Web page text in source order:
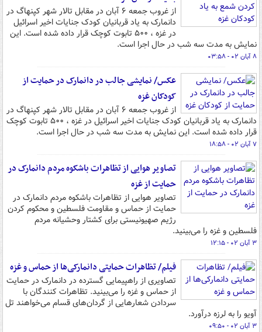
از غروب جمعه ۶ آبان در مقابل تالار شهر کپنهاگ در
دانمارک به یاد قربانیان کودک جنایات اخیر اسرائیل
در غزه ، ۵۰۰ تابوت کوچک قرار داده شده است. این
نمایش به مدت سه شب در حال اجرا است.
۸ آبان ۰۲ - ۰۳:۵۸
عکس/ نمایشی جالب در دانمارک در حمایت از
کودکان غزه
از غروب جمعه ۶ آبان در مقابل تالار شهر کپنهاگ در
دانمارک به یاد قربانیان کودک جنایات اخیر اسرائیل در غزه ، ۵۰۰ تابوت کوچک
قرار داده شده است. این نمایش به مدت سه شب در حال اجرا است.
۷ آبان ۰۲ - ۱۸:۵۸
تصاویر هوایی از تظاهرات باشکوه مردم دانمارک در
حمایت از غزه
تصاویر هوایی از تظاهرات باشکوه مردم دانمارک در
حمایت از حماس و مقاومت فلسطین و محکوم کردن
رژیم صهیونیستی برای کشتار وحشیانه مردم
فلسطین و غزه را می‌بینید.
۳ آبان ۰۲ - ۱۲:۱۵
فیلم/ تظاهرات حمایتی دانمارکی‌ها از حماس و غزه
تصاویری از راهپیمایی گسترده در دانمارک در حمایت
از حماس و غزه را می‌بینید. تظاهرات کنندگان با
سردادن شعارهایی از گردان‌های قسام می‌خواهند تل
آویو را به لرزه درآورد.
۳ آبان ۰۲ - ۰۹:۵۰